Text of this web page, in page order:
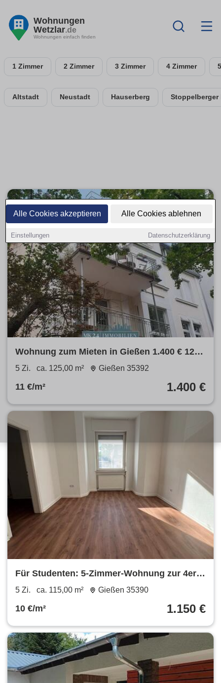
Alle Cookies akzeptieren Alle Cookies ablehnen
Einstellungen Datenschutzerklärung
Wohnungen
Wetzlar.de
Wohnungen einfach finden
1 Zimmer 2 Zimmer 3 Zimmer 4 Zimmer
Altstadt Neustadt Hauserberg Stoppelberger
Wohnung zum Mieten in Gießen 1.400 € 125
m²
5 Zi. ca. 125,00 m² Gießen 35392
11 €/m² 1.400 €
Für Studenten: 5-Zimmer-Wohnung zur 4er-
WG-Nutzung in zentraler Lage von Gießen
5 Zi. ca. 115,00 m² Gießen 35390
10 €/m² 1.150 €